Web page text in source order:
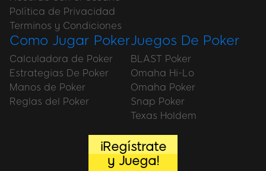
Política de Privacidad
Terminos y Condiciones
Como Jugar Poker
Calculadora de Poker
Estrategias De Poker
Manos de Poker
Reglas del Poker
Juegos De Poker
BLAST Poker
Omaha Hi-Lo
Omaha Poker
Snap Poker
Texas Holdem
¡Regístrate
y Juega!